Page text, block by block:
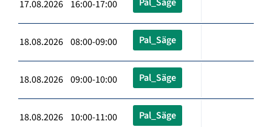
17.08.2026 16:00-17:00
18.08.2026 08:00-09:00 Pal_Säge
18.08.2026 09:00-10:00 Pal_Säge
18.08.2026 10:00-11:00 Pal_Säge